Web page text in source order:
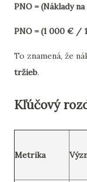
PNO = (Náklady
PNO = (1 000 € /
To znamená, že
tržieb.
Kľúčový
Metrika